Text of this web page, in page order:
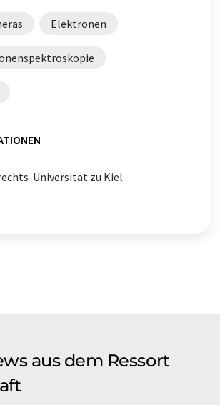
Elektronen
Universität zu Kiel
aus dem Ressort